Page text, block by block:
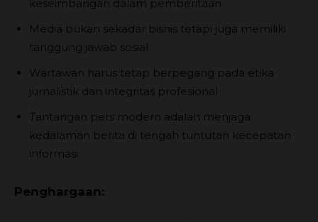
keseimbangan dalam pemberitaan
Media bukan sekadar bisnis tetapi juga memiliki
tanggung jawab sosial
Wartawan harus tetap berpegang pada etika
jurnalistik dan integritas profesional
Tantangan pers modern adalah menjaga
kedalaman berita di tengah tuntutan kecepatan
informasi
Penghargaan: